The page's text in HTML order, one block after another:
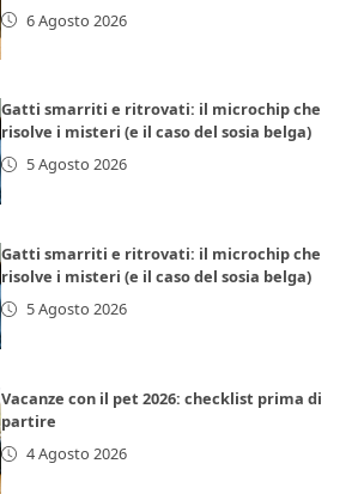
6 Agosto 2026
Gatti smarriti e ritrovati: il microchip che
risolve i misteri (e il caso del sosia belga)
5 Agosto 2026
Gatti smarriti e ritrovati: il microchip che
risolve i misteri (e il caso del sosia belga)
5 Agosto 2026
Vacanze con il pet 2026: checklist prima di
partire
4 Agosto 2026